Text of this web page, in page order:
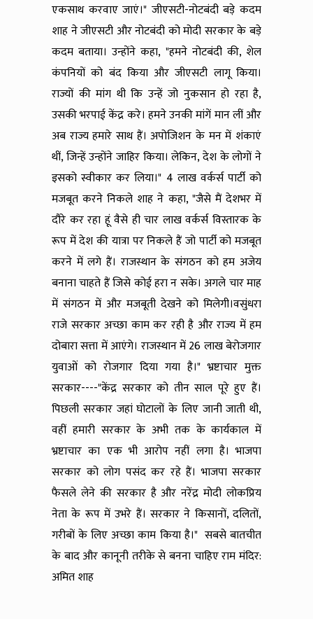
एकसाथ करवाए जाएं।" जीएसटी-नोटबंदी बड़े कदम
शाह ने जीएसटी और नोटबंदी को मोदी सरकार के बड़े
कदम बताया। उन्होंने कहा, "हमने नोटबंदी की, शेल
कंपनियों को बंद किया और जीएसटी लागू किया।
राज्यों की मांग थी कि उन्हें जो नुकसान हो रहा है,
उसकी भरपाई केंद्र करे। हमने उनकी मांगें मान लीं और
अब राज्य हमारे साथ हैं। अपोजिशन के मन में शंकाएं
थीं, जिन्हें उन्होंने जाहिर किया। लेकिन, देश के लोगों ने
इसको स्वीकार कर लिया।" 4 लाख वर्कर्स पार्टी को
मजबूत करने निकले शाह ने कहा, "जैसे मैं देशभर में
दौरे कर रहा हूं वैसे ही चार लाख वर्कर्स विस्तारक के
रूप में देश की यात्रा पर निकले हैं जो पार्टी को मजबूत
करने में लगे हैं। राजस्थान के संगठन को हम अजेय
बनाना चाहते हैं जिसे कोई हरा न सके। अगले चार माह
में संगठन में और मजबूती देखने को मिलेगी।वसुंधरा
राजे सरकार अच्छा काम कर रही है और राज्य में हम
दोबारा सत्ता में आएंगे। राजस्थान में 26 लाख बेरोजगार
युवाओं को रोजगार दिया गया है।" भ्रष्टाचार मुक्त
सरकार----"केंद्र सरकार को तीन साल पूरे हुए हैं।
पिछली सरकार जहां घोटालों के लिए जानी जाती थी,
वहीं हमारी सरकार के अभी तक के कार्यकाल में
भ्रष्टाचार का एक भी आरोप नहीं लगा है। भाजपा
सरकार को लोग पसंद कर रहे हैं। भाजपा सरकार
फैसले लेने की सरकार है और नरेंद्र मोदी लोकप्रिय
नेता के रूप में उभरे हैं। सरकार ने किसानों, दलितों,
गरीबों के लिए अच्छा काम किया है।" सबसे बातचीत
के बाद और कानूनी तरीके से बनना चाहिए राम मंदिर:
अमित शाह